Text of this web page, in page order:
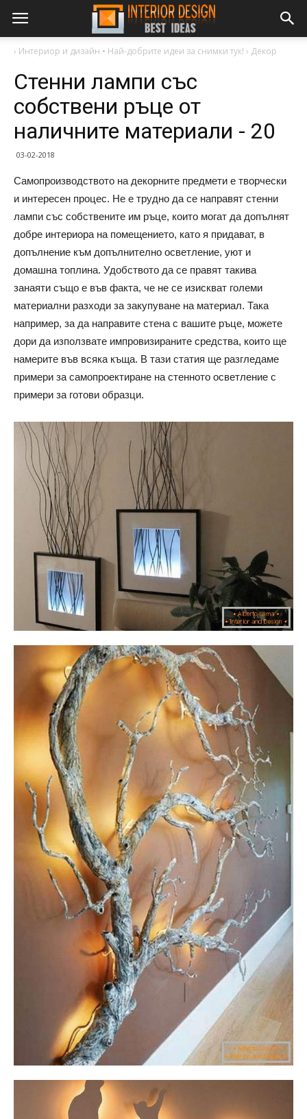
› Интериор и дизайн • Най-добрите идеи за снимки тук! › Декор
Стенни лампи със
собствени ръце от
наличните материали - 20
03-02-2018
Самопроизводството на декорните предмети е творчески
и интересен процес. Не е трудно да се направят стенни
лампи със собствените им ръце, които могат да допълнят
добре интериора на помещението, като я придават, в
допълнение към допълнително осветление, уют и
домашна топлина. Удобството да се правят такива
занаяти също е във факта, че не се изискват големи
материални разходи за закупуване на материал. Така
например, за да направите стена с вашите ръце, можете
дори да използвате импровизираните средства, които ще
намерите във всяка къща. В тази статия ще разгледаме
примери за самопроектиране на стенното осветление с
примери за готови образци.